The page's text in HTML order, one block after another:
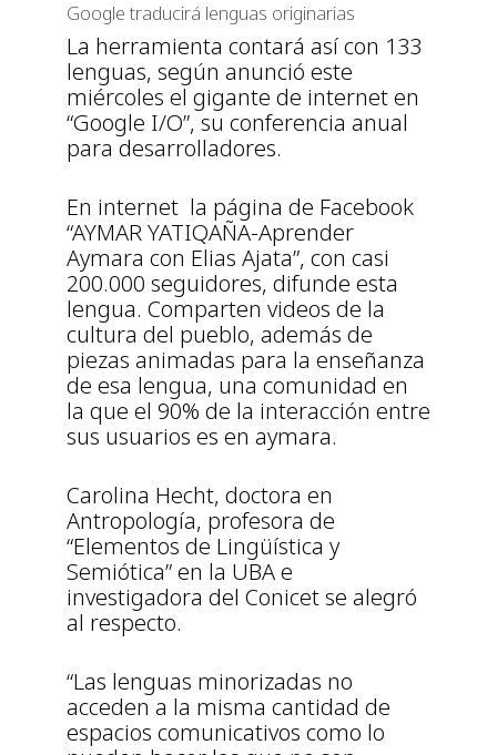
Google traducirá lenguas originarias
La herramienta contará así con 133
lenguas, según anunció este
miércoles el gigante de internet en
“Google I/O”, su conferencia anual
para desarrolladores.
En internet la página de Facebook
“AYMAR YATIQAÑA-Aprender
Aymara con Elias Ajata”, con casi
200.000 seguidores, difunde esta
lengua. Comparten videos de la
cultura del pueblo, además de
piezas animadas para la enseñanza
de esa lengua, una comunidad en
la que el 90% de la interacción entre
sus usuarios es en aymara.
Carolina Hecht, doctora en
Antropología, profesora de
“Elementos de Lingüística y
Semiótica” en la UBA e
investigadora del Conicet se alegró
al respecto.
“Las lenguas minorizadas no
acceden a la misma cantidad de
espacios comunicativos como lo